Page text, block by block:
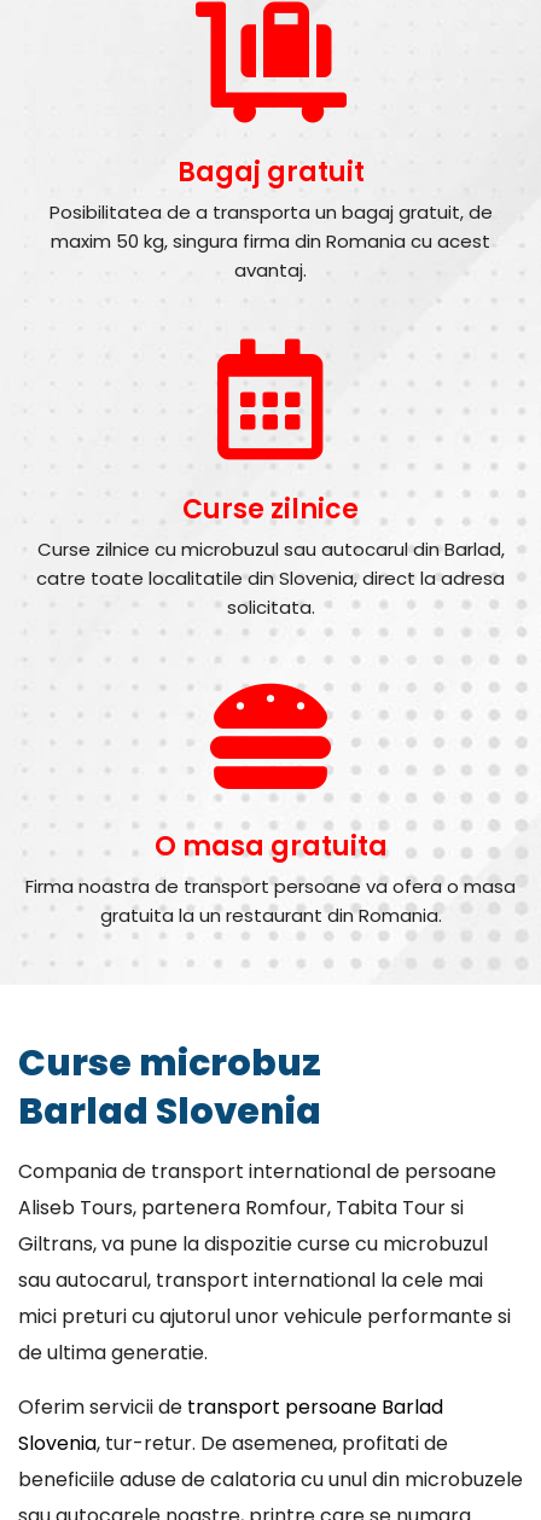
Bagaj gratuit
Posibilitatea de a transporta un bagaj gratuit, de
maxim 50 kg, singura firma din Romania cu acest
avantaj.
Curse zilnice
Curse zilnice cu microbuzul sau autocarul din Barlad,
catre toate localitatile din Slovenia, direct la adresa
solicitata.
O masa gratuita
Firma noastra de transport persoane va ofera o masa
gratuita la un restaurant din Romania.
Curse microbuz
Barlad Slovenia
Compania de transport international de persoane
Aliseb Tours, partenera Romfour, Tabita Tour si
Giltrans, va pune la dispozitie curse cu microbuzul
sau autocarul, transport international la cele mai
mici preturi cu ajutorul unor vehicule performante si
de ultima generatie.
Oferim servicii de transport persoane Barlad
Slovenia, tur-retur. De asemenea, profitati de
beneficiile aduse de calatoria cu unul din microbuzele